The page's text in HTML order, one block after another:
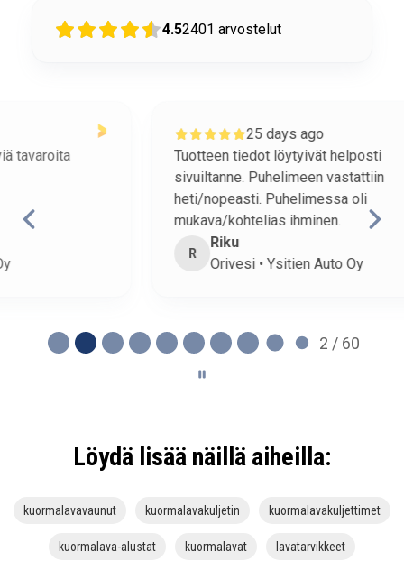
4.52401 arvostelut
25 days ago
Tuotteen tiedot löytyivät helposti
sivuiltanne. Puhelimeen vastattiin
heti/nopeasti. Puhelimessa oli
mukava/kohtelias ihminen.
Orivesi • Ysitien Auto Oy
2 / 60
Löydä lisää näillä aiheilla:
kuormalavavaunut kuormalavakuljetin kuormalavakuljettimet
kuormalava-alustat kuormalavat lavatarvikkeet